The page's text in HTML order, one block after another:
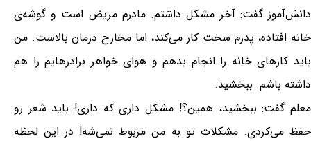
دانش‌آموز گفت: آخر مشکل داشتم. مادرم مریض است و گوشه‌ی
خانه افتاده، پدرم سخت کار می‌کند، اما مخارج درمان بالاست. من
باید کارهای خانه را انجام بدهم و هوای خواهر برادرهایم را هم
داشته باشم. ببخشید.
معلم گفت: ببخشید، همین؟! مشکل داری که داری! باید شعر رو
حفظ می‌کردی. مشکلات تو به من مربوط نمی‌شه! در این لحظه